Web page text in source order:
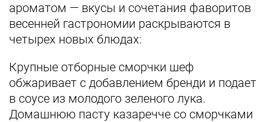
ароматом — вкусы и сочетания фаворитов
весенней гастрономии раскрываются в
четырех новых блюдах:
Крупные отборные сморчки шеф
обжаривает с добавлением бренди и подает
в соусе из молодого зеленого лука.
Домашнюю пасту казаречче со сморчками